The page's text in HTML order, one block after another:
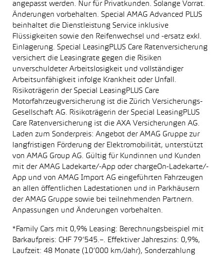
angepasst werden. Nur für Privatkunden. Solange Vorrat.
Änderungen vorbehalten. Special AMAG Advanced PLUS
beinhaltet die Dienstleistung Service inklusive
Flüssigkeiten sowie den Reifenwechsel und -ersatz exkl.
Einlagerung. Special LeasingPLUS Care Ratenversicherung
versichert die Leasingrate gegen die Risiken
unverschuldeter Arbeitslosigkeit und vollständiger
Arbeitsunfähigkeit infolge Krankheit oder Unfall.
Risikoträgerin der Special LeasingPLUS Care
Motorfahrzeugversicherung ist die Zürich Versicherungs-
Gesellschaft AG. Risikoträgerin der Special LeasingPLUS
Care Ratenversicherung ist die AXA Versicherungen AG.
Laden zum Sonderpreis: Angebot der AMAG Gruppe zur
langfristigen Förderung der Elektromobilität, unterstützt
von AMAG Group AG. Gültig für Kundinnen und Kunden
mit der AMAG Ladekarte/-App oder chargeOn-Ladekarte/-
App und von AMAG Import AG eingeführten Fahrzeugen
an allen öffentlichen Ladestationen und in Parkhäusern
der AMAG Gruppe sowie bei teilnehmenden Partnern.
Anpassungen und Änderungen vorbehalten.
*Family Cars mit 0,9% Leasing: Berechnungsbeispiel mit
Barkaufpreis: CHF 79’545.–. Effektiver Jahreszins: 0,9%,
Laufzeit: 48 Monate (10’000 km/Jahr), Sonderzahlung